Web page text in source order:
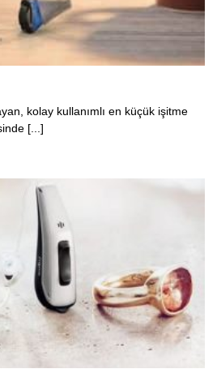
kolay kullanımlı en küçük işitme
[...]